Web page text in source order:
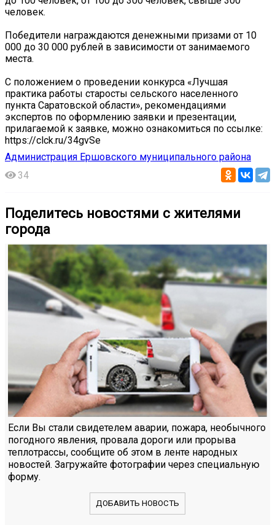
человек.
Победители награждаются денежными призами от 10
000 до 30 000 рублей в зависимости от занимаемого
места.
С положением о проведении конкурса «Лучшая
практика работы старосты сельского населенного
пункта Саратовской области», рекомендациями
экспертов по оформлению заявки и презентации,
прилагаемой к заявке, можно ознакомиться по ссылке:
https://clck.ru/34gvSe
Администрация Ершовского муниципального района
34
Поделитесь новостями с жителями
города
Если Вы стали свидетелем аварии, пожара, необычного
погодного явления, провала дороги или прорыва
теплотрассы, сообщите об этом в ленте народных
новостей. Загружайте фотографии через специальную
форму.
ДОБАВИТЬ НОВОСТЬ